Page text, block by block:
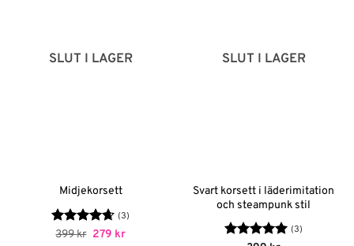
SLUT I LAGER
Midjekorsett
Betygsatt
(3)
399kr Det
279 krDet
SLUT I LAGER
Svart korsett i läderimitation
och steampunk stil
(3)